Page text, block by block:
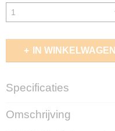
IN WINKELWAGEN
Specificaties
EAN code
5414301525028
Omschrijving